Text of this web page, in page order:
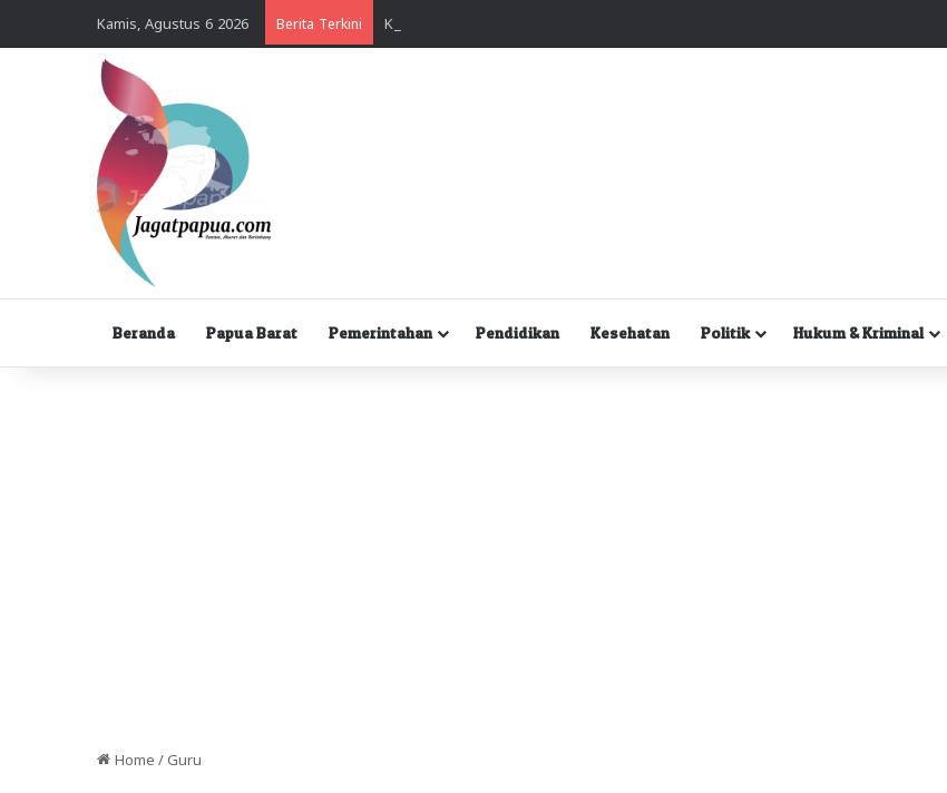
Kamis, Agustus 6 2026 Berita Terkini
Beranda Papua Barat Pemerintahan Pendidikan Kesehatan Politik Hukum & Kriminal
Home / Guru